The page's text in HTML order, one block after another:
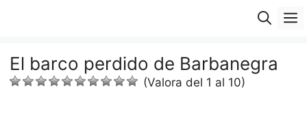
El barco perdido de Barbanegra
(Valora del 1 al 10)